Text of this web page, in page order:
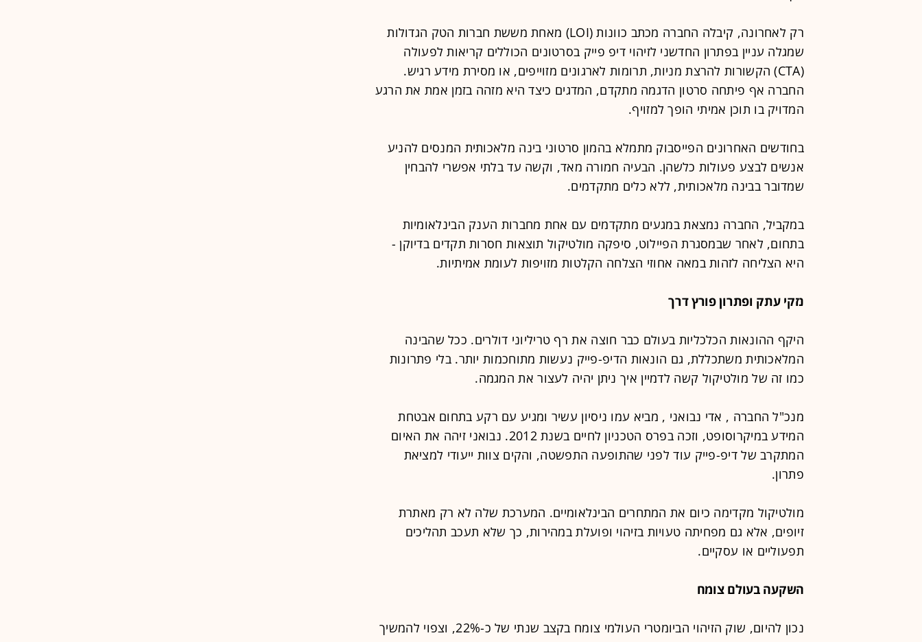
רק לאחרונה, קיבלה החברה מכתב כוונות (LOI) מאחת מששת חברות הטק הגדולות
שמגלה עניין בפתרון החדשני לזיהוי דיפ פייק בסרטונים הכוללים קריאות לפעולה
(CTA) הקשורות להרצת מניות, תרומות לארגונים מזוייפים, או מסירת מידע רגיש.
החברה אף פיתחה סרטון הדגמה מתקדם, המדגים כיצד היא מזהה בזמן אמת את הרגע
המדויק בו תוכן אמיתי הופך למזויף.
בחודשים האחרונים הפייסבוק מתמלא בהמון סרטוני בינה מלאכותית המנסים להניע
אנשים לבצע פעולות כלשהן. הבעיה חמורה מאד, וקשה עד בלתי אפשרי להבחין
שמדובר בבינה מלאכותית, ללא כלים מתקדמים.
במקביל, החברה נמצאת במגעים מתקדמים עם אחת מחברות הענק הבינלאומיות
בתחום, לאחר שבמסגרת הפיילוט, סיפקה מולטיקול תוצאות חסרות תקדים בדיוקן -
היא הצליחה לזהות במאה אחוזי הצלחה הקלטות מזויפות לעומת אמיתיות.
נזקי עתק ופתרון פורץ דרך
היקף ההונאות הכלכליות בעולם כבר חוצה את רף טריליוני דולרים. ככל שהבינה
המלאכותית משתכללת, גם הונאות הדיפ-פייק נעשות מתוחכמות יותר. בלי פתרונות
כמו זה של מולטיקול קשה לדמיין איך ניתן יהיה לעצור את המגמה.
מנכ"ל החברה , אדי נבואני , מביא עמו ניסיון עשיר ומגיע עם רקע בתחום אבטחת
המידע במיקרוסופט, וזכה בפרס הטכניון לחיים בשנת 2012. נבואני זיהה את האיום
המתקרב של דיפ-פייק עוד לפני שהתופעה התפשטה, והקים צוות ייעודי למציאת
פתרון.
מולטיקול מקדימה כיום את המתחרים הבינלאומיים. המערכת שלה לא רק מאתרת
זיופים, אלא גם מפחיתה טעויות בזיהוי ופועלת במהירות, כך שלא תעכב תהליכים
תפעוליים או עסקיים.
השקעה בעולם צומח
נכון להיום, שוק הזיהוי הביומטרי העולמי צומח בקצב שנתי של כ-22%, וצפוי להמשיך